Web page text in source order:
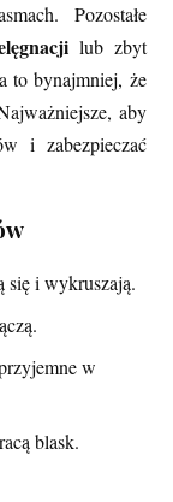
Pozostałe
lub zbyt
to bynajmniej, że
aby
i zabezpieczać
się i wykruszają.
w
blask.